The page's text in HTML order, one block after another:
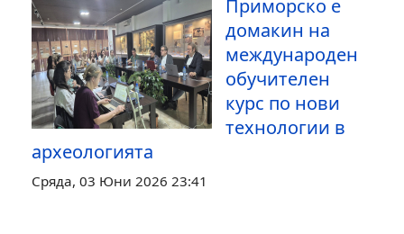
Приморско е
домакин на
международен
обучителен
курс по нови
технологии в
археологията
Сряда, 03 Юни 2026 23:41